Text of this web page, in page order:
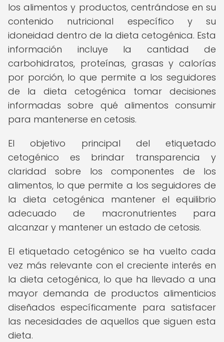
los alimentos y productos, centrándose en su
contenido nutricional específico y su
idoneidad dentro de la dieta cetogénica. Esta
información incluye la cantidad de
carbohidratos, proteínas, grasas y calorías
por porción, lo que permite a los seguidores
de la dieta cetogénica tomar decisiones
informadas sobre qué alimentos consumir
para mantenerse en cetosis.
El objetivo principal del etiquetado
cetogénico es brindar transparencia y
claridad sobre los componentes de los
alimentos, lo que permite a los seguidores de
la dieta cetogénica mantener el equilibrio
adecuado de macronutrientes para
alcanzar y mantener un estado de cetosis.
El etiquetado cetogénico se ha vuelto cada
vez más relevante con el creciente interés en
la dieta cetogénica, lo que ha llevado a una
mayor demanda de productos alimenticios
diseñados específicamente para satisfacer
las necesidades de aquellos que siguen esta
dieta.